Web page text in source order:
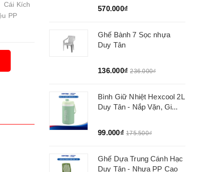
Kích
PP
570.000₫
Ghế Bành 7 Sọc nhựa
Duy Tân
136.000₫ 236.000₫
Bình Giữ Nhiệt Hexcool 2L
Duy Tân - Nắp Vặn, Gi...
99.000₫ 175.500₫
Ghế Dựa Trung Cánh Hạc
Duy Tân - Nhựa PP Cao